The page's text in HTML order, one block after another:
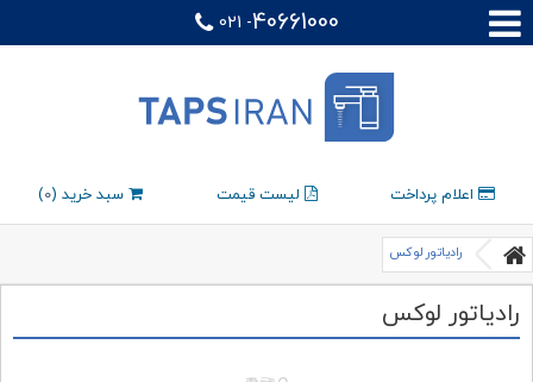
021 -40661000
اعلام پرداخت لیست قیمت سبد خرید (0
)
رادیاتور لوکس
رادیاتور لوکس